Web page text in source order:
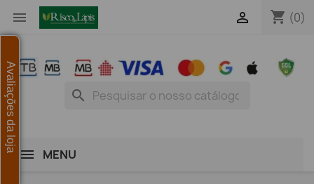
 shopping_cart (0)

search
MENU
Avaliações da loja